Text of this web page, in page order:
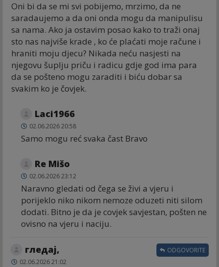
Oni bi da se mi svi pobijemo, mrzimo, da ne
saradaujemo a da oni onda mogu da manipulisu
sa nama. Ako ja ostavim posao kako to traži onaj
sto nas najviše krade , ko će plaćati moje račune i
hraniti moju djecu? Nikada neću nasjesti na
njegovu šuplju priču i radicu gdje god ima para
da se pošteno mogu zaraditi i biću dobar sa
svakim ko je čovjek.
Laci1966
02.06.2026 20:58
Samo mogu reć svaka čast Bravo
Re Mišo
02.06.2026 23:12
Naravno gledati od čega se živi a vjeru i
porijeklo niko nikom nemoze oduzeti niti silom
dodati. Bitno je da je covjek savjestan, pošten ne
ovisno na vjeru i naciju.
гледај,
02.06.2026 21:02
ODGOVORITE